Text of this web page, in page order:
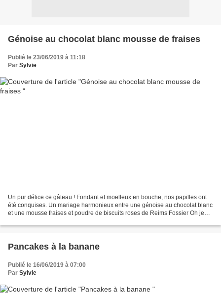
Génoise au chocolat blanc mousse de fraises
Publié le 23/06/2019 à 11:18
Par Sylvie
Un pur délice ce gâteau ! Fondant et moelleux en bouche, nos papilles ont
été conquises. Un mariage harmonieux entre une génoise au chocolat blanc
et une mousse fraises et poudre de biscuits roses de Reims Fossier Oh je
Pancakes à la banane
Publié le 16/06/2019 à 07:00
Par Sylvie